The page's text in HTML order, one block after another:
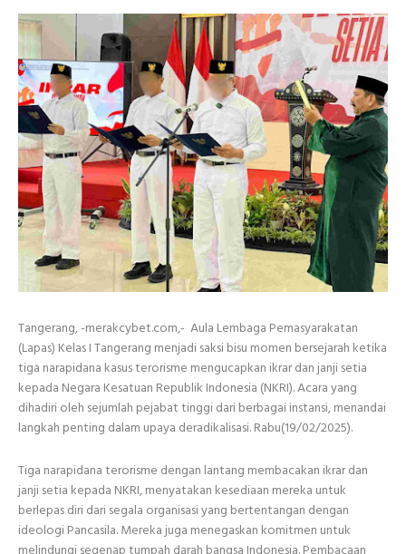
Tangerang, -merakcybet.com,- Aula Lembaga Pemasyarakatan
(Lapas) Kelas I Tangerang menjadi saksi bisu momen bersejarah ketika
tiga narapidana kasus terorisme mengucapkan ikrar dan janji setia
kepada Negara Kesatuan Republik Indonesia (NKRI). Acara yang
dihadiri oleh sejumlah pejabat tinggi dari berbagai instansi, menandai
langkah penting dalam upaya deradikalisasi. Rabu(19/02/2025).
Tiga narapidana terorisme dengan lantang membacakan ikrar dan
janji setia kepada NKRI, menyatakan kesediaan mereka untuk
berlepas diri dari segala organisasi yang bertentangan dengan
ideologi Pancasila. Mereka juga menegaskan komitmen untuk
melindungi segenap tumpah darah bangsa Indonesia. Pembacaan